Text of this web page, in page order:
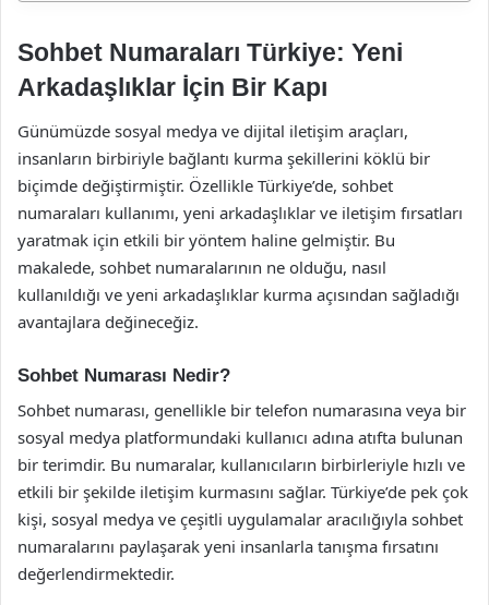
Sohbet Numaraları Türkiye: Yeni
Arkadaşlıklar İçin Bir Kapı
Günümüzde sosyal medya ve dijital iletişim araçları,
insanların birbiriyle bağlantı kurma şekillerini köklü bir
biçimde değiştirmiştir. Özellikle Türkiye’de, sohbet
numaraları kullanımı, yeni arkadaşlıklar ve iletişim fırsatları
yaratmak için etkili bir yöntem haline gelmiştir. Bu
makalede, sohbet numaralarının ne olduğu, nasıl
kullanıldığı ve yeni arkadaşlıklar kurma açısından sağladığı
avantajlara değineceğiz.
Sohbet Numarası Nedir?
Sohbet numarası, genellikle bir telefon numarasına veya bir
sosyal medya platformundaki kullanıcı adına atıfta bulunan
bir terimdir. Bu numaralar, kullanıcıların birbirleriyle hızlı ve
etkili bir şekilde iletişim kurmasını sağlar. Türkiye’de pek çok
kişi, sosyal medya ve çeşitli uygulamalar aracılığıyla sohbet
numaralarını paylaşarak yeni insanlarla tanışma fırsatını
değerlendirmektedir.